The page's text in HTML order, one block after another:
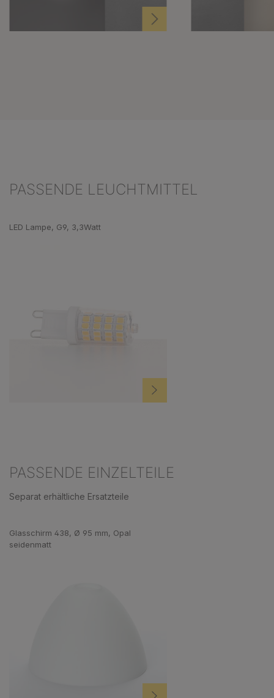
PASSENDE LEUCHTMITTEL
LED Lampe, G9, 3,3Watt
PASSENDE EINZELTEILE
Separat erhältliche Ersatzteile
Glasschirm 438, Ø 95 mm, Opal
seidenmatt